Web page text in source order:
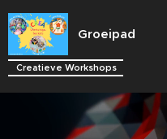
Groeipad
Creatieve Workshops